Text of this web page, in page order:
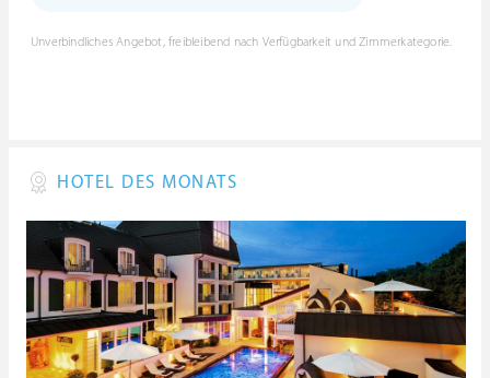
Unverbindliches Angebot, freibleibend nach Verfügbarkeit und Zimmerkategorie.
HOTEL DES MONATS